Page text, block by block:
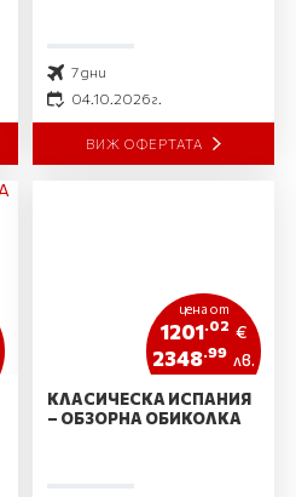
7 дни
04.10.2026 г.
ВИЖ ОФЕРТАТА
цена от
1201 .02 €
2348.99 лв.
КЛАСИЧЕСКА ИСПАНИЯ
– ОБЗОРНА ОБИКОЛКА